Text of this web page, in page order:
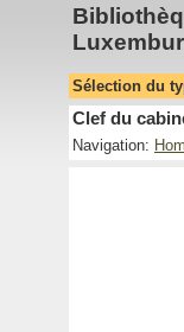
Sélection du
Clef du
Navigation: